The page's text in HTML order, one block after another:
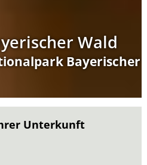
Wald
Bayerischer
Unterkunft